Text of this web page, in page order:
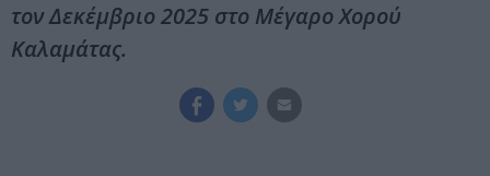
τον Δεκέμβριο 2025 στο Μέγαρο Χορού
Καλαμάτας.